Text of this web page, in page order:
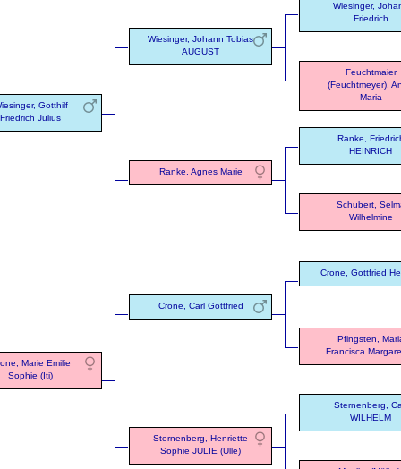
Gotthilf
Friedrich Julius
Wiesinger, Johann Tobias
AUGUST
Wiesinger,
Friedrich
Feuchtmaier
(Feuchtmeyer),
Maria
Ranke, Agnes Marie
Ranke,
HEINRICH
Schubert,
Wilhelmine
Marie Emilie
Sophie (Iti)
Crone, Carl Gottfried
Crone, Gottfried
Pfingsten,
Francisca
Sternenberg, Henriette
Sophie JULIE (Ulle)
Sternenberg,
WILHELM